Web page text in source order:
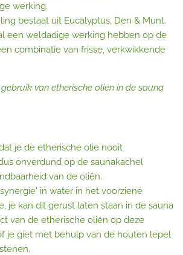
werking.
bestaat uit Eucalyptus, Den & Munt.
een weldadige werking hebben op de
combinatie van frisse, verkwikkende
van etherische oliën in de sauna
je de etherische olie nooit
onverdund op de saunakachel
van de oliën.
in water in het voorziene
je kan dit gerust laten staan in de sauna
van de etherische oliën op deze
je giet met behulp van de houten lepel